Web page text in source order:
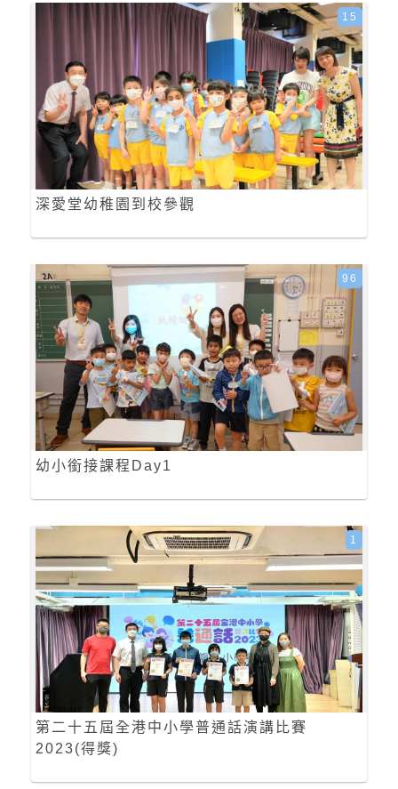
深愛堂幼稚園到校參觀
15
幼小銜接課程Day1
96
第二十五屆全港中小學普通話演講比賽
2023(得獎)
1